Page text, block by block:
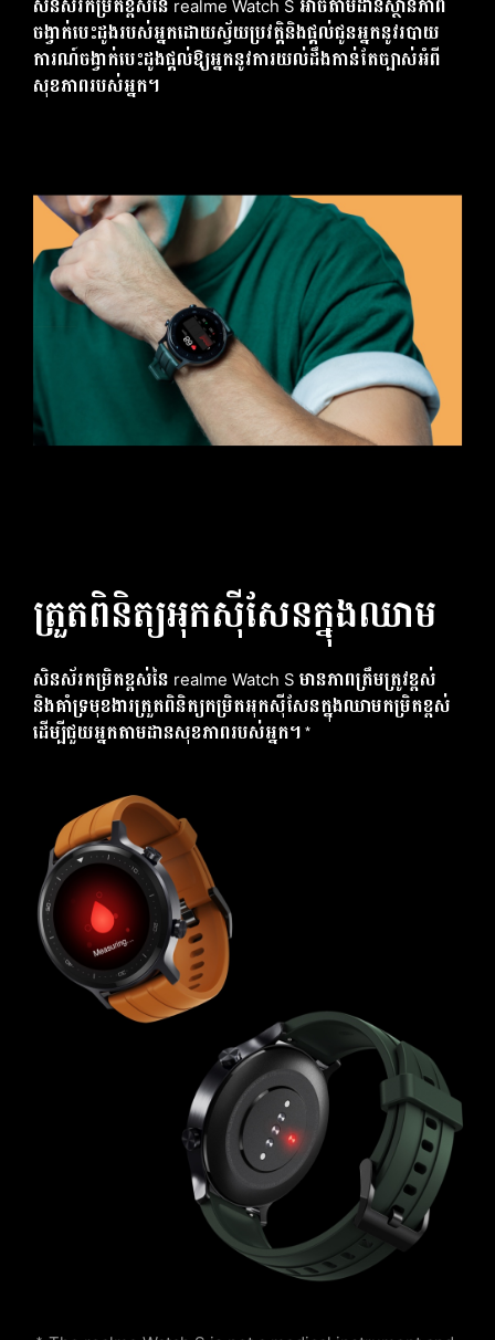
សិនស័រកម្រិតខ្ពស់នៃ realme Watch S អាចតាមដានស្ថានភាព
ចង្វាក់បេះដូងរបស់អ្នកដោយស្វ័យប្រវត្តិនិងផ្តល់ជូនអ្នកនូវរបាយ
ការណ៍ចង្វាក់បេះដូងផ្តល់ឱ្យអ្នកនូវការយល់ដឹងកាន់តែច្បាស់អំពី
សុខភាពរបស់អ្នក។
ត្រួតពិនិត្យអុកស៊ីសែនក្នុងឈាម
សិនស័រកម្រិតខ្ពស់នៃ realme Watch S មានភាពត្រឹមត្រូវខ្ពស់
និងគាំទ្រមុខងារត្រួតពិនិត្យកម្រិតអុកស៊ីសែនក្នុងឈាមកម្រិតខ្ពស់
ដើម្បីជួយអ្នកតាមដានសុខភាពរបស់អ្នក។*